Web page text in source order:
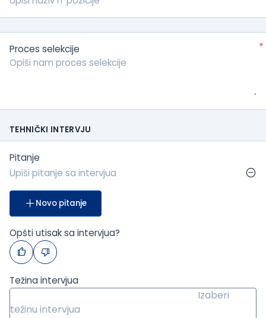
Proces selekcije *
TEHNIČKI INTERVJU
Pitanje
Novo pitanje
Opšti utisak sa intervjua?
Težina intervjua
Izaberi
težinu intervjua